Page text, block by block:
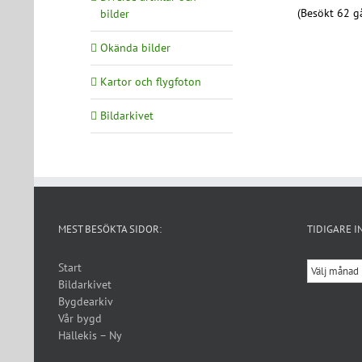
(Besökt 62
bilder
Okända bilder
Kartor och flygfoton
Bildarkivet
MEST BESÖKTA SIDOR:
Start
Bildarkivet
Bygdearkiv
Vår bygd
Hällekis – Ny
TIDIGARE
Tidigare
inlägg